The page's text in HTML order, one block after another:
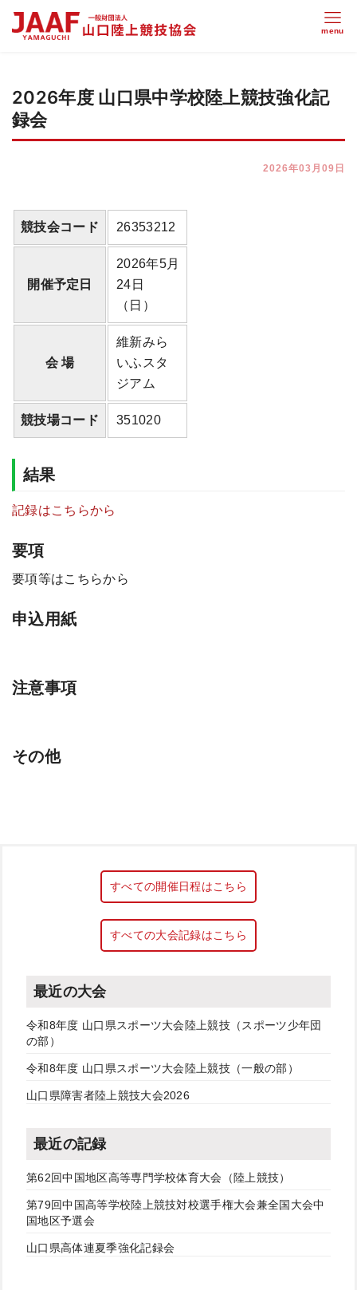
2026年度 山口県中学校陸上競技強化記
録会
2026年03月09日
競技会コード 26353212
開催予定日
2026年5月
24日
（日）
会 場
維新みら
いふスタ
ジアム
競技場コード 351020
結果
記録はこちらから
要項
要項等はこちらから
申込用紙
注意事項
その他
すべての開催日程はこちら
すべての大会記録はこちら
最近の大会
令和8年度 山口県スポーツ大会陸上競技（スポーツ少年団
の部）
令和8年度 山口県スポーツ大会陸上競技（一般の部）
山口県障害者陸上競技大会2026
最近の記録
第62回中国地区高等専門学校体育大会（陸上競技）
第79回中国高等学校陸上競技対校選手権大会兼全国大会中
国地区予選会
山口県高体連夏季強化記録会